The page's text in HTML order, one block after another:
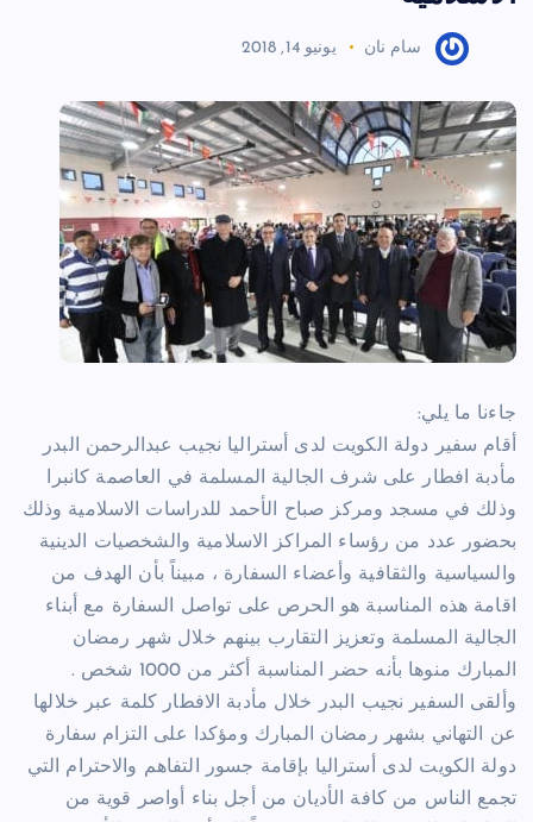
سام نان يونيو 14, 2018
جاءنا ما يلي:
أقام سفير دولة الكويت لدى أستراليا نجيب عبدالرحمن البدر
مأدبة افطار على شرف الجالية المسلمة في العاصمة كانبرا
وذلك في مسجد ومركز صباح الأحمد للدراسات الاسلامية وذلك
بحضور عدد من رؤساء المراكز الاسلامية والشخصيات الدينية
والسياسية والثقافية وأعضاء السفارة ، مبيناً بأن الهدف من
اقامة هذه المناسبة هو الحرص على تواصل السفارة مع أبناء
الجالية المسلمة وتعزيز التقارب بينهم خلال شهر رمضان
المبارك منوها بأنه حضر المناسبة أكثر من 1000 شخص .
وألقى السفير نجيب البدر خلال مأدبة الافطار كلمة عبر خلالها
عن التهاني بشهر رمضان المبارك ومؤكدا على التزام سفارة
دولة الكويت لدى أستراليا بإقامة جسور التفاهم والاحترام التي
تجمع الناس من كافة الأديان من أجل بناء أواصر قوية من